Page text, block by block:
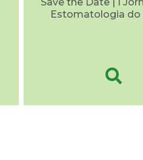
Estomatologia do